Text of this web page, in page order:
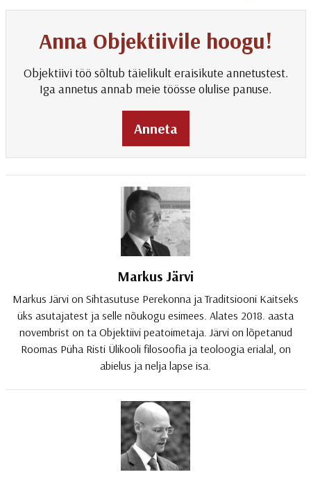
Anna Objektiivile hoogu!
Objektiivi töö sõltub täielikult eraisikute annetustest.
Iga annetus annab meie töösse olulise panuse.
Anneta
Markus Järvi
Markus Järvi on Sihtasutuse Perekonna ja Traditsiooni Kaitseks
üks asutajatest ja selle nõukogu esimees. Alates 2018. aasta
novembrist on ta Objektiivi peatoimetaja. Järvi on lõpetanud
Roomas Püha Risti Ülikooli filosoofia ja teoloogia erialal, on
abielus ja nelja lapse isa.